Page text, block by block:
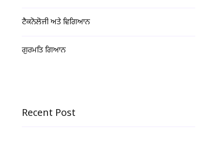
ਟੈਕਨੋਲੋਜੀ ਅਤੇ ਵਿਗਿਆਨ
ਗੁਰਮਤਿ ਗਿਆਨ
Recent Post